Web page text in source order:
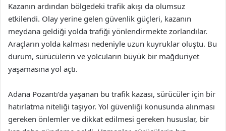
Kazanın ardından bölgedeki trafik akışı da olumsuz
etkilendi. Olay yerine gelen güvenlik güçleri, kazanın
meydana geldiği yolda trafiği yönlendirmekte zorlandılar.
Araçların yolda kalması nedeniyle uzun kuyruklar oluştu. Bu
durum, sürücülerin ve yolcuların büyük bir mağduriyet
yaşamasına yol açtı.
Adana Pozantı’da yaşanan bu trafik kazası, sürücüler için bir
hatırlatma niteliği taşıyor. Yol güvenliği konusunda alınması
gereken önlemler ve dikkat edilmesi gereken hususlar, bir